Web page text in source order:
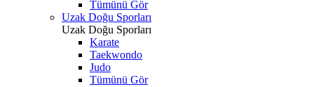
Tümünü Gör
Uzak Doğu Sporları
Uzak Doğu Sporları
Karate
Taekwondo
Judo
Tümünü Gör